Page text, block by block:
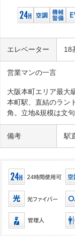
エレベーター
営業マンの一言
大阪本町エリア最大
本町駅、直結のラン
角。立地&規模は文
備考 駅